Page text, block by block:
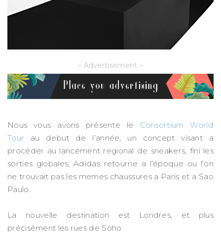
– Advertisement –
Nous vous avons présente le Consortium World
Tour au debut de l’année, un concept visant a
procéder au lancement regional de sneakers, fini les
sorties globales, Adidas retourne a l’époque ou l’on
ne trouvait pas les memes chaussures a Paris et a Sao
Paulo.
La nouvelle destination est Londres, et plus
précisément les rues de Soho